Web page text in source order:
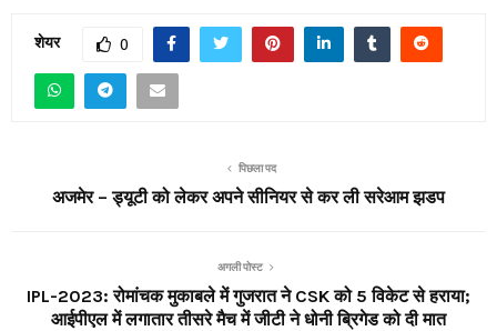
शेयर 0
पिछला पद
अजमेर – ड्यूटी को लेकर अपने सीनियर से कर ली सरेआम झडप
अगली पोस्ट
IPL-2023: रोमांचक मुकाबले में गुजरात ने CSK को 5 विकेट से हराया;
आईपीएल में लगातार तीसरे मैच में जीटी ने धोनी ब्रिगेड को दी मात